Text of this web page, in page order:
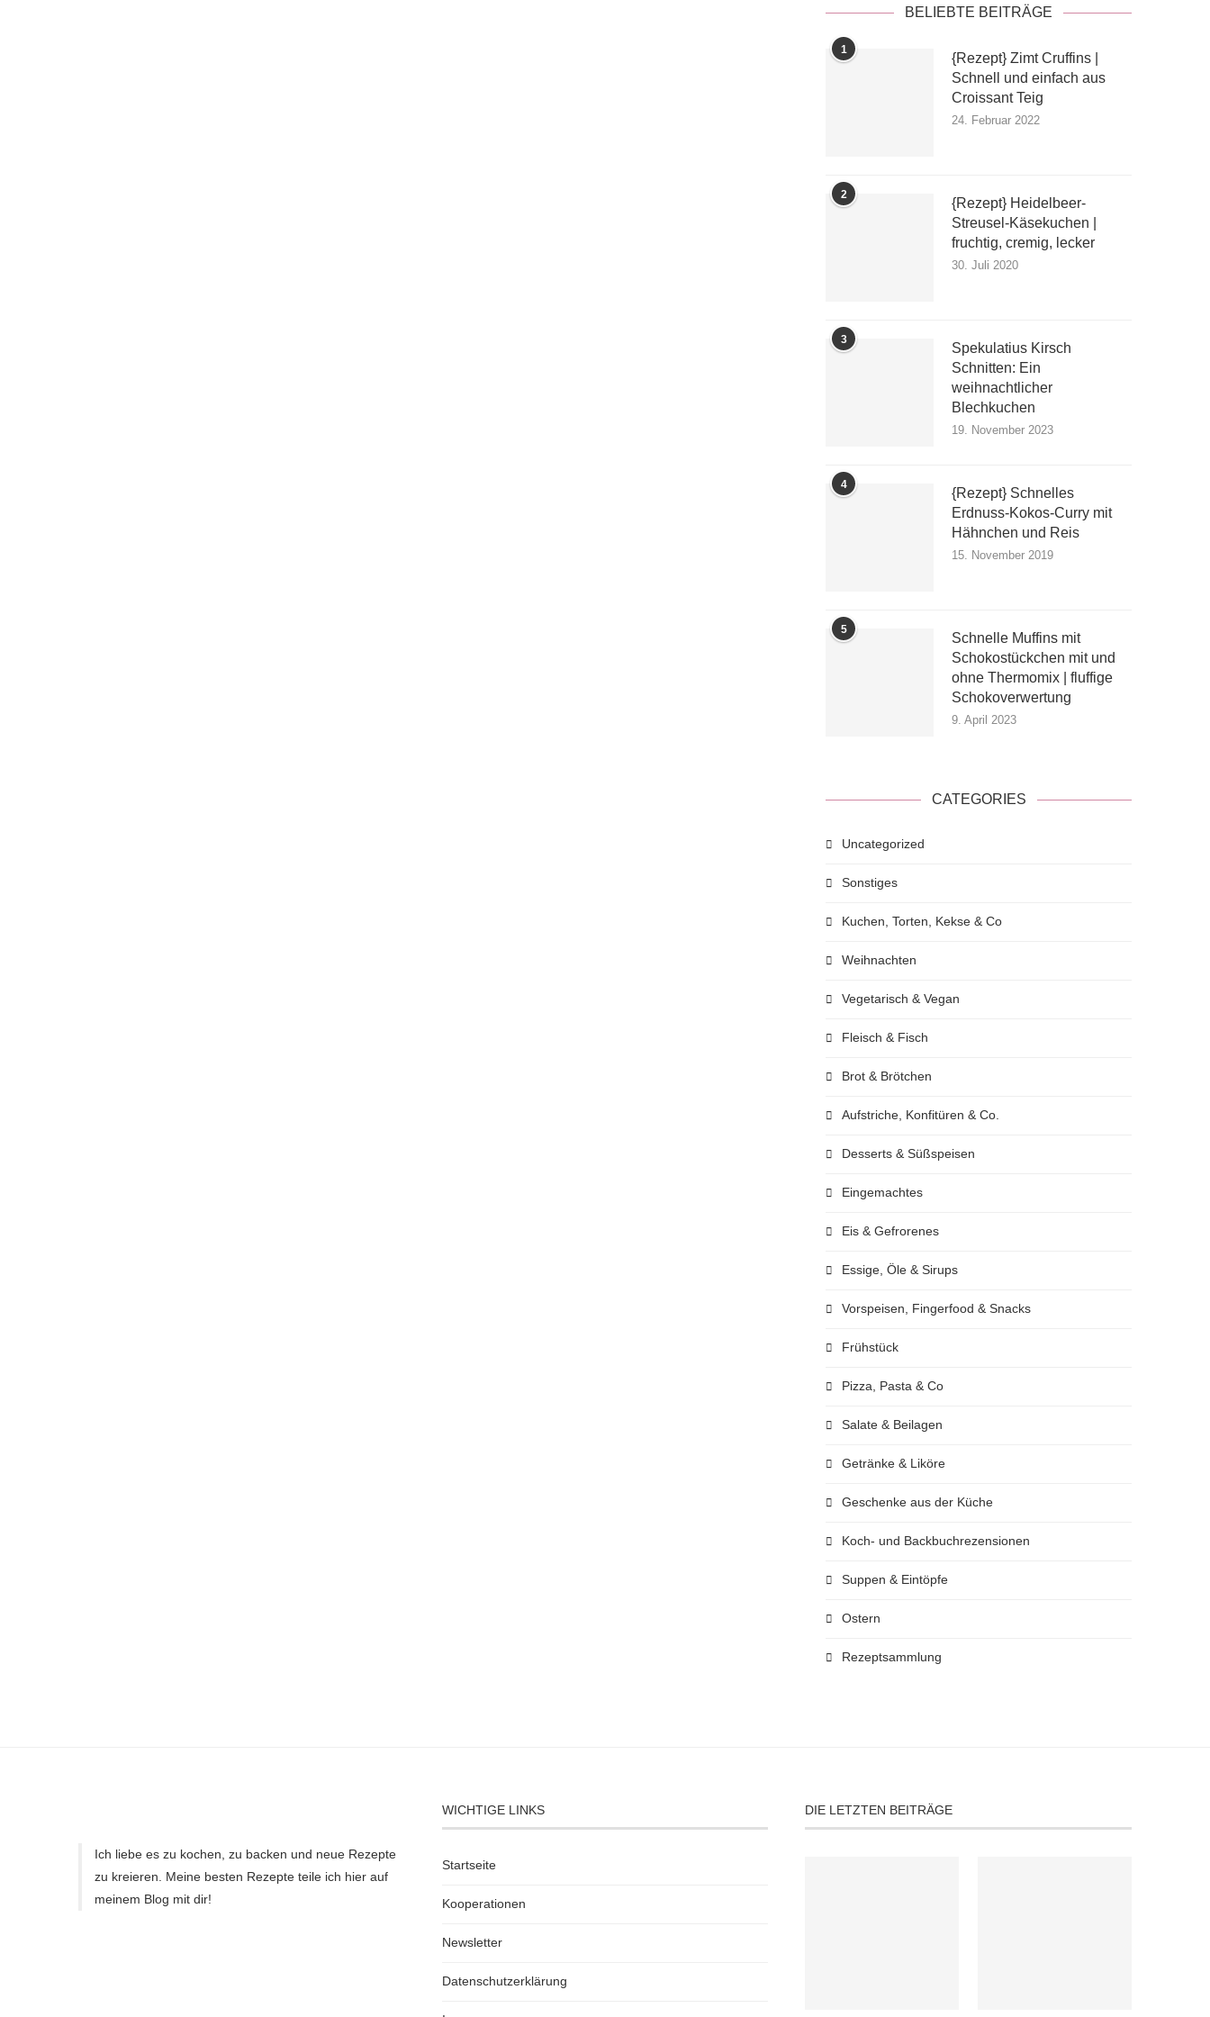
BELIEBTE BEITRÄGE
1
{Rezept} Zimt Cruffins |
Schnell und einfach aus
Croissant Teig
24. Februar 2022
2
{Rezept} Heidelbeer-
Streusel-Käsekuchen |
fruchtig, cremig, lecker
30. Juli 2020
3
Spekulatius Kirsch
Schnitten: Ein
weihnachtlicher
Blechkuchen
19. November 2023
4
{Rezept} Schnelles
Erdnuss-Kokos-Curry mit
Hähnchen und Reis
15. November 2019
5
Schnelle Muffins mit
Schokostückchen mit und
ohne Thermomix | fluffige
Schokoverwertung
9. April 2023
CATEGORIES
Uncategorized
Sonstiges
Kuchen, Torten, Kekse & Co
Weihnachten
Vegetarisch & Vegan
Fleisch & Fisch
Brot & Brötchen
Aufstriche, Konfitüren & Co.
Desserts & Süßspeisen
Eingemachtes
Eis & Gefrorenes
Essige, Öle & Sirups
Vorspeisen, Fingerfood & Snacks
Frühstück
Pizza, Pasta & Co
Salate & Beilagen
Getränke & Liköre
Geschenke aus der Küche
Koch- und Backbuchrezensionen
Suppen & Eintöpfe
Ostern
Rezeptsammlung
Ich liebe es zu kochen, zu backen und neue Rezepte
zu kreieren. Meine besten Rezepte teile ich hier auf
meinem Blog mit dir!
WICHTIGE LINKS
Startseite
Kooperationen
Newsletter
Datenschutzerklärung
DIE LETZTEN BEITRÄGE